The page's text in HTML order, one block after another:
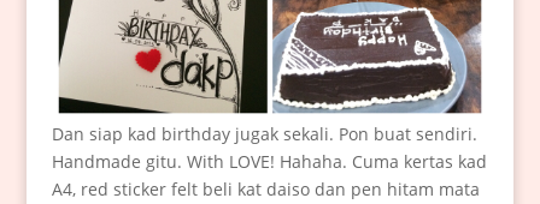
Dan siap kad birthday jugak sekali. Pon buat sendiri.
Handmade gitu. With LOVE! Hahaha. Cuma kertas kad
A4, red sticker felt beli kat daiso dan pen hitam mata